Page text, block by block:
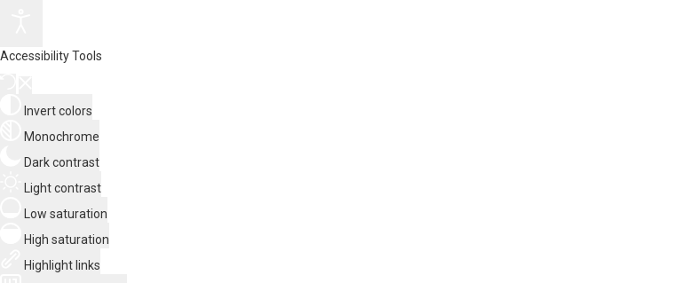
Accessibility Tools
Invert colors
Monochrome
Dark contrast
Light contrast
Low saturation
High saturation
Highlight links